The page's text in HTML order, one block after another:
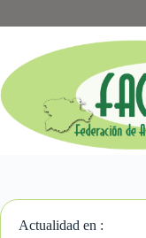
Actualidad en :